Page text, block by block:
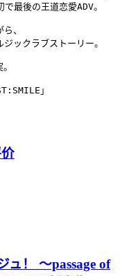
最後の王道恋愛ADV。
、
ックラブストーリー。
。
」
ュ！ 〜passage of